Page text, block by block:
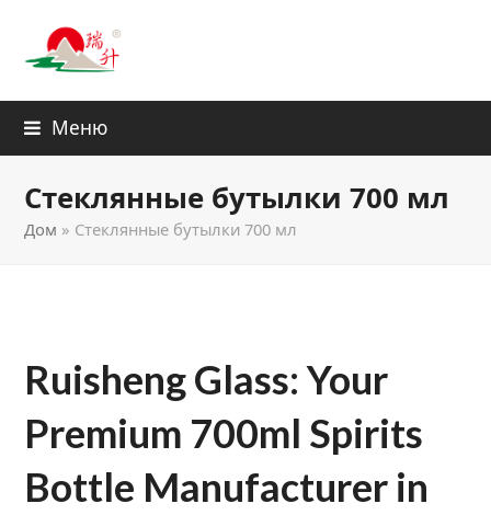
Меню
Стеклянные бутылки 700 мл
Дом » Стеклянные бутылки 700 мл
Ruisheng Glass: Your
Premium 700ml Spirits
Bottle Manufacturer in